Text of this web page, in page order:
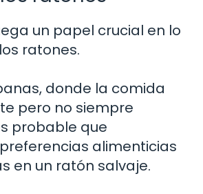
un papel crucial en lo
ratones.
donde la comida
pero no siempre
probable que
alimenticias
en un ratón salvaje.